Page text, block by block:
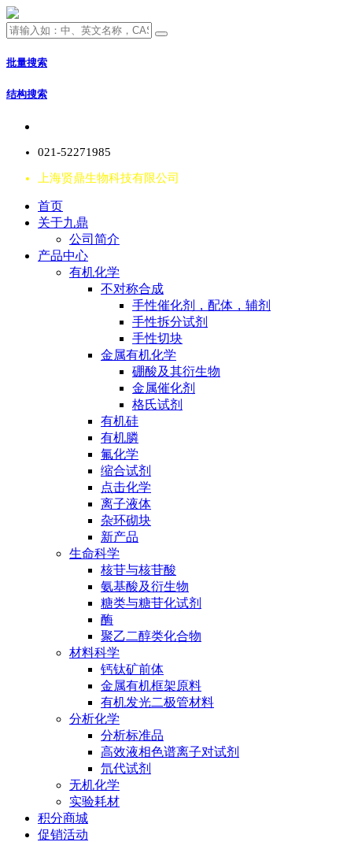
批量搜索
结构搜索
021-52271985
上海贤鼎生物科技有限公司
首页
关于九鼎
公司简介
产品中心
有机化学
不对称合成
手性催化剂，配体，辅剂
手性拆分试剂
手性切块
金属有机化学
硼酸及其衍生物
金属催化剂
格氏试剂
有机硅
有机膦
氟化学
缩合试剂
点击化学
离子液体
杂环砌块
新产品
生命科学
核苷与核苷酸
氨基酸及衍生物
糖类与糖苷化试剂
酶
聚乙二醇类化合物
材料科学
钙钛矿前体
金属有机框架原料
有机发光二极管材料
分析化学
分析标准品
高效液相色谱离子对试剂
氘代试剂
无机化学
实验耗材
积分商城
促销活动